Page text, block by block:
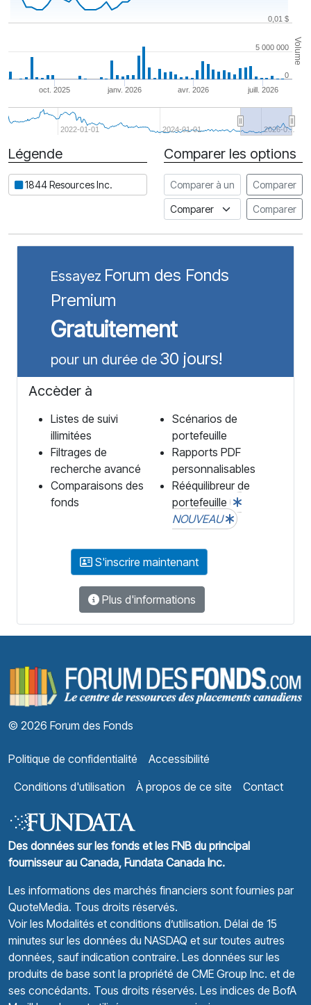
Volume
janv. 2026
oct. 2025 avr. 2026 juill. 2026
2022-01-01 2024-01-01 2026-0…
0,01 $
0
5 000 000
Date
Légende
1844 Resources Inc.
Comparer les options
Comparer à une autre action
Comparer
Comparer à un indiceComparer
Essayez Forum des Fonds
Premium
Gratuitement
pour un durée de 30 jours!
Accèder à
Listes de suivi
illimitées
Filtrages de
recherche avancé
Comparaisons des
fonds
Scénarios de
portefeuille
Rapports PDF
personnalisables
Rééquilibreur de
portefeuille
NOUVEAU
S'inscrire maintenant
Plus d'informations
© 2026 Forum des Fonds
Politique de confidentialité
Accessibilité
Conditions d'utilisation
À propos de ce site Contact
Des données sur les fonds et les FNB du principal
fournisseur au Canada, Fundata Canada Inc.
Les informations des marchés financiers sont fournies par
QuoteMedia. Tous droits réservés.
Voir les Modalités et conditions d’utilisation. Délai de 15
minutes sur les données du NASDAQ et sur toutes autres
données, sauf indication contraire. Les données sur les
produits de base sont la propriété de CME Group Inc. et de
ses concédants. Tous droits réservés. Les indices de BofA